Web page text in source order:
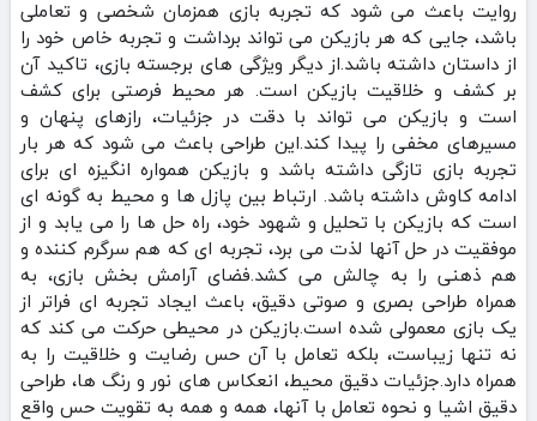
روایت باعث می‌ شود که تجربه بازی همزمان شخصی و تعاملی
باشد، جایی که هر بازیکن می‌ تواند برداشت و تجربه خاص خود را
از داستان داشته باشد.از دیگر ویژگی‌ های برجسته بازی، تاکید آن
بر کشف و خلاقیت بازیکن است. هر محیط فرصتی برای کشف
است و بازیکن می‌ تواند با دقت در جزئیات، رازهای پنهان و
مسیرهای مخفی را پیدا کند.این طراحی باعث می‌ شود که هر بار
تجربه بازی تازگی داشته باشد و بازیکن همواره انگیزه‌ ای برای
ادامه کاوش داشته باشد. ارتباط بین پازل‌ ها و محیط به گونه‌ ای
است که بازیکن با تحلیل و شهود خود، راه‌ حل‌ ها را می‌ یابد و از
موفقیت در حل آنها لذت می‌ برد، تجربه‌ ای که هم سرگرم‌ کننده و
هم ذهنی را به چالش می‌ کشد.فضای آرامش‌ بخش بازی، به
همراه طراحی بصری و صوتی دقیق، باعث ایجاد تجربه‌ ای فراتر از
یک بازی معمولی شده است.بازیکن در محیطی حرکت می‌ کند که
نه تنها زیباست، بلکه تعامل با آن حس رضایت و خلاقیت را به
همراه دارد.جزئیات دقیق محیط، انعکاس‌ های نور و رنگ‌ ها، طراحی
دقیق اشیا و نحوه تعامل با آنها، همه و همه به تقویت حس واقع‌